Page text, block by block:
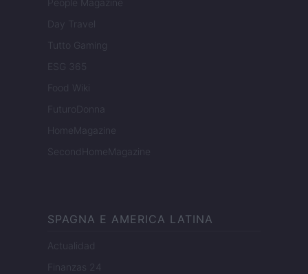
People Magazine
Day Travel
Tutto Gaming
ESG 365
Food Wiki
FuturoDonna
HomeMagazine
SecondHomeMagazine
SPAGNA E AMERICA LATINA
Actualidad
Finanzas 24